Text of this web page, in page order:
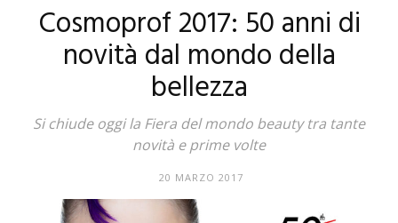
Art
Cosmoprof 2017: 50 anni di
novità dal mondo della
bellezza
Si chiude oggi la Fiera del mondo beauty tra tante
novità e prime volte
20 MARZO 2017